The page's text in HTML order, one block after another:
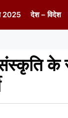
2025 देश – विदेश
के